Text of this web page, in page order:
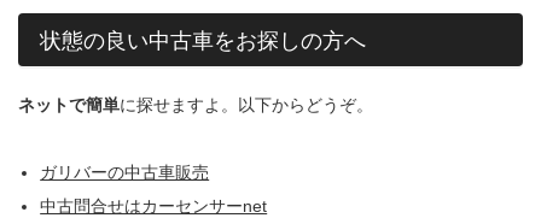
状態の良い中古車をお探しの方へ
ネットで簡単に探せますよ。以下からどうぞ。
ガリバーの中古車販売
中古問合せはカーセンサーnet